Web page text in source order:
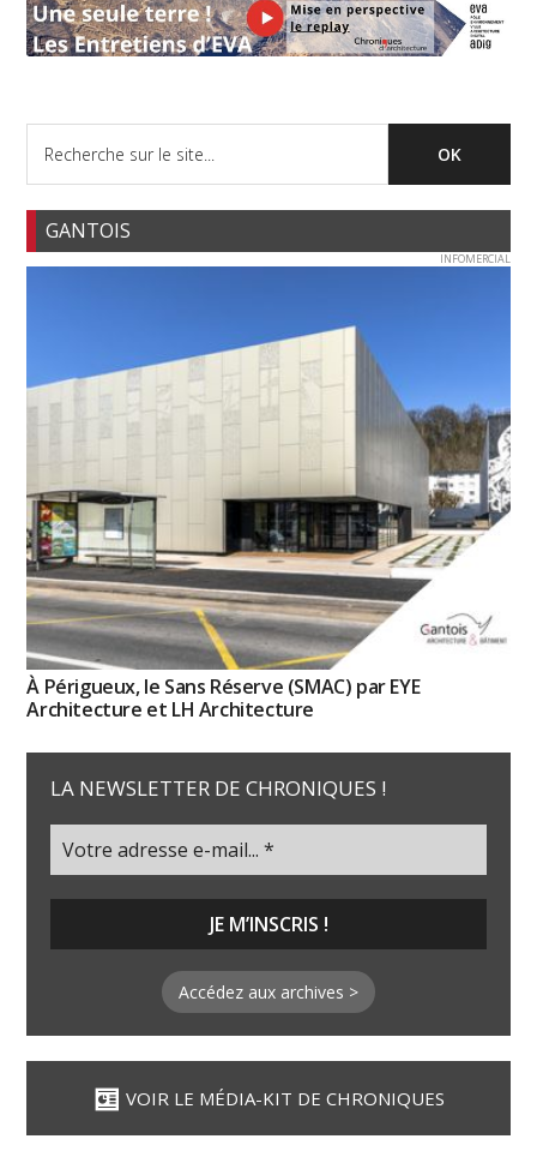
GANTOIS
INFOMERCIAL
À Périgueux, le Sans Réserve (SMAC) par EYE
Architecture et LH Architecture
LA NEWSLETTER DE CHRONIQUES !
Accédez aux archives >
VOIR LE MÉDIA-KIT DE CHRONIQUES